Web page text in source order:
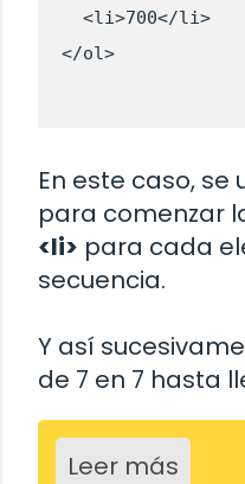
  <li>700</li>
En este caso, se
para comenzar
<li> para cada
secuencia.
Y así
de 7 en 7 hasta
Leer más